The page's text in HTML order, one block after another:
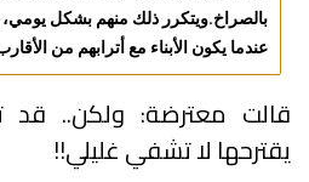
بالصراخ.ويتكرر ذلك منهم بشكل يومي،
عندما يكون الأبناء مع أترابهم من
قالت معترضة: ولكن.. قد
يقترحها لا تشفي غليلي!!